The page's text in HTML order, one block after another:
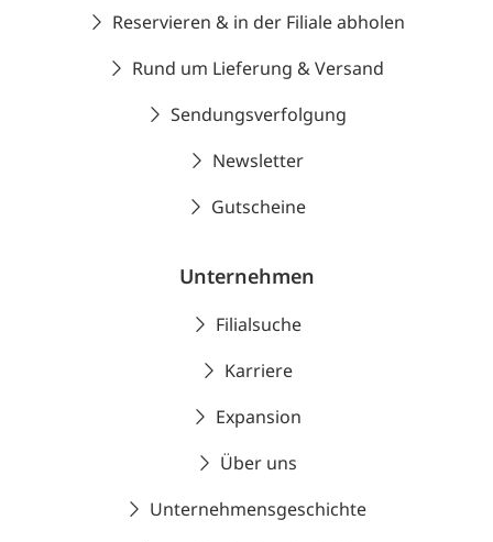
Reservieren & in der Filiale abholen
Rund um Lieferung & Versand
Sendungsverfolgung
Newsletter
Gutscheine
Unternehmen
Filialsuche
Karriere
Expansion
Über uns
Unternehmensgeschichte